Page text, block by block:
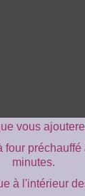
vous
four
minutes.
à l'intérieur